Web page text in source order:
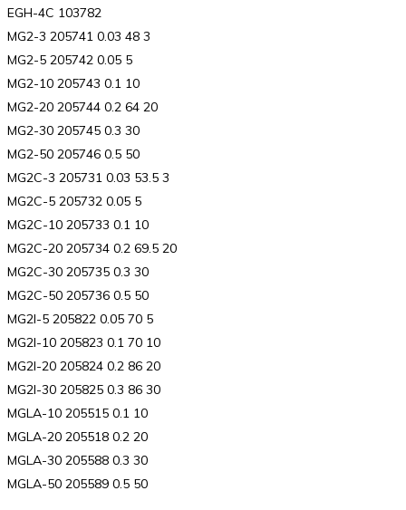
EGH-4C 103782
MG2-3 205741 0.03 48 3
MG2-5 205742 0.05 5
MG2-10 205743 0.1 10
MG2-20 205744 0.2 64 20
MG2-30 205745 0.3 30
MG2-50 205746 0.5 50
MG2C-3 205731 0.03 53.5 3
MG2C-5 205732 0.05 5
MG2C-10 205733 0.1 10
MG2C-20 205734 0.2 69.5 20
MG2C-30 205735 0.3 30
MG2C-50 205736 0.5 50
MG2I-5 205822 0.05 70 5
MG2I-10 205823 0.1 70 10
MG2I-20 205824 0.2 86 20
MG2I-30 205825 0.3 86 30
MGLA-10 205515 0.1 10
MGLA-20 205518 0.2 20
MGLA-30 205588 0.3 30
MGLA-50 205589 0.5 50